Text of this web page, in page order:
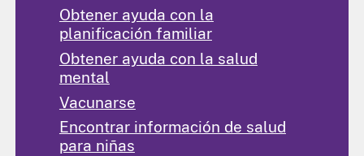
Obtener ayuda con la
planificación familiar
Obtener ayuda con la salud
mental
Vacunarse
Encontrar información de salud
para niñas